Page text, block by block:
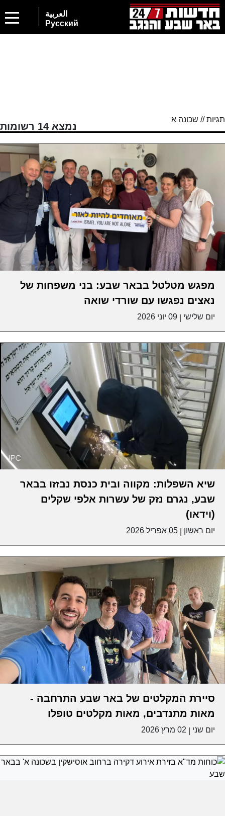
العربية
Русский
תגיות // שכונה א
נמצא 14 רשומות
מפגש מטלטל בבאר שבע: בני משפחות של
נאצים נפגשו עם שורדי שואה
יום שלישי 09 יוני 2026
שיא השפלות: מקווה ובית כנסת נבזזו בבאר
שבע, נגרם נזק של עשרות אלפי שקלים
(וידאו)
יום ראשון 05 אפריל 2026
סיירת המקלטים של באר שבע התרחבה -
מאות מתנדבים, מאות מקלטים טופלו
יום שני 02 מרץ 2026